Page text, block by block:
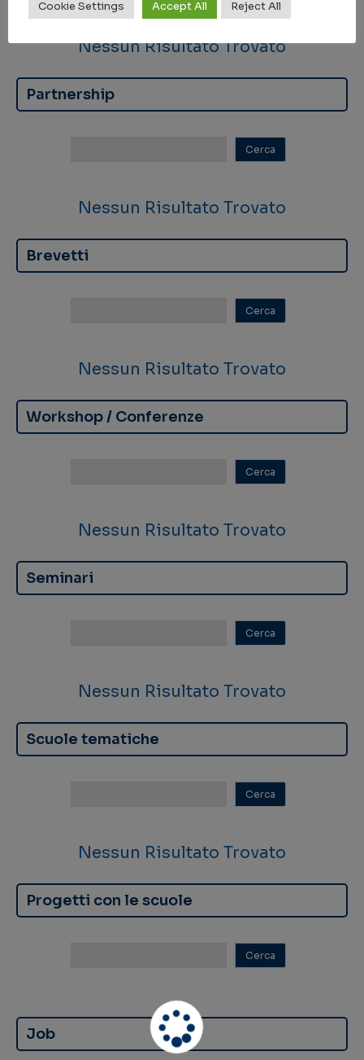
Nessun Risultato Trovato
Partnership
Nessun Risultato Trovato
Brevetti
Nessun Risultato Trovato
Workshop / Conferenze
Nessun Risultato Trovato
Seminari
Nessun Risultato Trovato
Scuole tematiche
Nessun Risultato Trovato
Progetti con le scuole
Job
Cookie Settings Accept All Reject All